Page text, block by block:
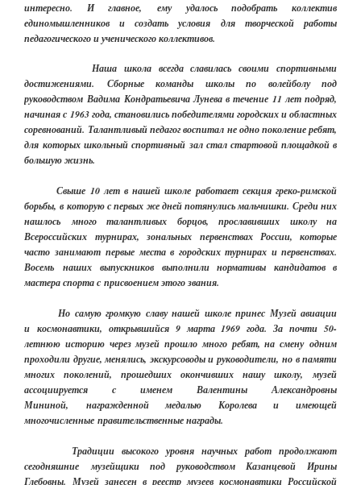
интересно. И главное, ему удалось подобрать коллектив
единомышленников и создать условия для творческой работы
педагогического и ученического коллективов.
Наша школа всегда славилась своими спортивными
достижениями. Сборные команды школы по волейболу под
руководством Вадима Кондратьевича Лунева в течение 11 лет подряд,
начиная с 1963 года, становились победителями городских и областных
соревнований. Талантливый педагог воспитал не одно поколение ребят,
для которых школьный спортивный зал стал стартовой площадкой в
большую жизнь.
Свыше 10 лет в нашей школе работает секция греко-римской
борьбы, в которую с первых же дней потянулись мальчишки. Среди них
нашлось много талантливых борцов, прославивших школу на
Всероссийских турнирах, зональных первенствах России, которые
часто занимают первые места в городских турнирах и первенствах.
Восемь наших выпускников выполнили нормативы кандидатов в
мастера спорта с присвоением этого звания.
Но самую громкую славу нашей школе принес Музей авиации
и космонавтики, открывшийся 9 марта 1969 года. За почти 50-
летнюю историю через музей прошло много ребят, на смену одним
проходили другие, менялись, экскурсоводы и руководители, но в памяти
многих поколений, прошедших окончивших нашу школу, музей
ассоциируется с именем Валентины Александровны
Мининой, награжденной медалью Королева и имеющей
многочисленные правительственные награды.
Традиции высокого уровня научных работ продолжают
сегодняшние музейщики под руководством Казанцевой Ирины
Глебовны. Музей занесен в реестр музеев космонавтики Российской